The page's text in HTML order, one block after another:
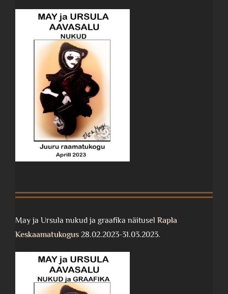
May ja Ursula nukud ja graafika näitusel Rapla
Keskaamatukogus 28.02.2023-31.03.2023.